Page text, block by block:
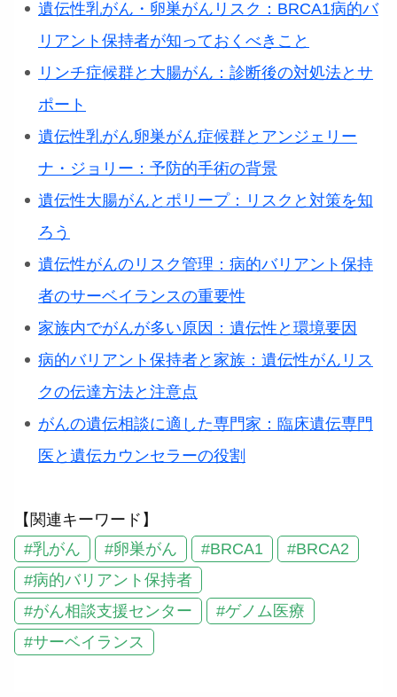
遺伝性乳がん・卵巣がんリスク：BRCA1病的バ
リアント保持者が知っておくべきこと
リンチ症候群と大腸がん：診断後の対処法とサ
ポート
遺伝性乳がん卵巣がん症候群とアンジェリー
ナ・ジョリー：予防的手術の背景
遺伝性大腸がんとポリープ：リスクと対策を知
ろう
遺伝性がんのリスク管理：病的バリアント保持
者のサーベイランスの重要性
家族内でがんが多い原因：遺伝性と環境要因
病的バリアント保持者と家族：遺伝性がんリス
クの伝達方法と注意点
がんの遺伝相談に適した専門家：臨床遺伝専門
医と遺伝カウンセラーの役割
【関連キーワード】
#乳がん
#卵巣がん #BRCA1
#BRCA2
#病的バリアント保持者
#がん相談支援センター
#ゲノム医療
#サーベイランス